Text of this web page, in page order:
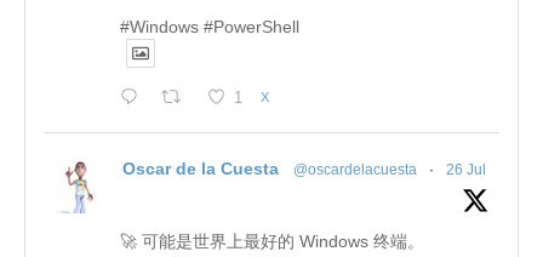
#Windows #PowerShell
1 X
Oscar de la Cuesta @oscardelacuesta · 26 Jul
🚀 可能是世界上最好的 Windows 终端。